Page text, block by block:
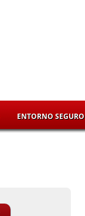
ENTORNO SEGURO